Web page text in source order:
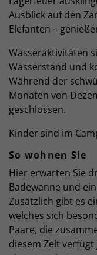
Ausblick auf den
Elefanten –
Wasseraktivitäten
Wasserstand und
Während der
Monaten von
geschlossen.
Kinder sind im
So wohnen Sie
Hier erwarten Sie
Badewanne und
Zusätzlich gibt es
welches sich
Paare, die
diesem Zelt